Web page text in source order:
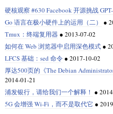
硬核观察 #630 Facebook 开源挑战
Go 语言在极小硬件上的运用（二）
●
Tmux：终端复用器 ● 2013-07-02
如何在 Web 浏览器中启用深色模式 ●
LFCS 基础：sed 命令 ● 2017-10-02
厚达500页的《The Debian
2014-01-21
浦发银行，请给我们一个解释！ ●
5G 会增强 Wi-Fi，而不是取代它 ●